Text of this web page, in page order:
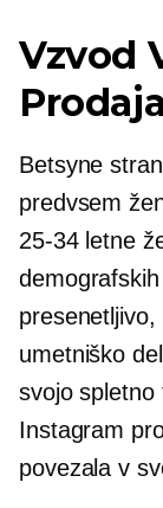
Vzvod
Prodaja
Betsyne
predvsem
25-34letne
umetniško
svojo spletno
Instagram
povezala v